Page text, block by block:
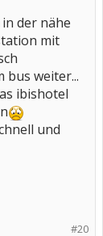
der nähe
mit
bus weiter...
ibishotel
und
#20